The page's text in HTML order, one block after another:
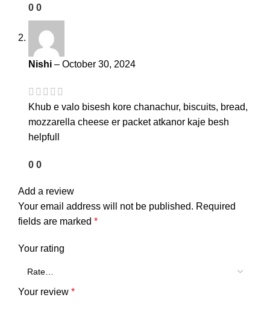
0 0
Nishi – October 30, 2024
Khub e valo bisesh kore chanachur, biscuits, bread,
mozzarella cheese er packet atkanor kaje besh
helpfull
0 0
Add a review
Your email address will not be published. Required
fields are marked *
Your rating
Your review *